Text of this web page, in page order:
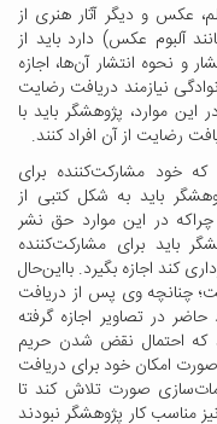
عکس‌ و دیگر آثار هنری از
آلبوم عکس) دارد باید از
و نحوه انتشار آن‌ها، اجازه
نیازمند دریافت رضایت
موارد، پژوهشگر باید با
رضایت از آن افراد کنند.
خود مشارکت‌کننده برای
باید به شکل کتبی از
چراکه در این موارد حق نشر
باید برای مشارکت‌کننده
کند اجازه بگیرد. بااین‌حال
چنانچه وی پس از دریافت
در تصاویر اجازه گرفته
که احتمال نقض شدن حریم
امکان خود برای دریافت
مات‌سازی صورت تلاش کند تا
مناسب کار پژوهشگر نبودند